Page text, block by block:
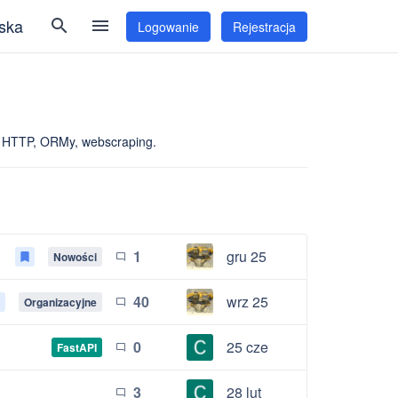
search menu Logowanie Rejestracja
ORMy, webscraping.
bookmark Nowości chat_bubble_outline 1 gru 25
Organizacyjne chat_bubble_outline 40 wrz 25
FastAPI chat_bubble_outline 0 25 cze
chat_bubble_outline 3 28 lut